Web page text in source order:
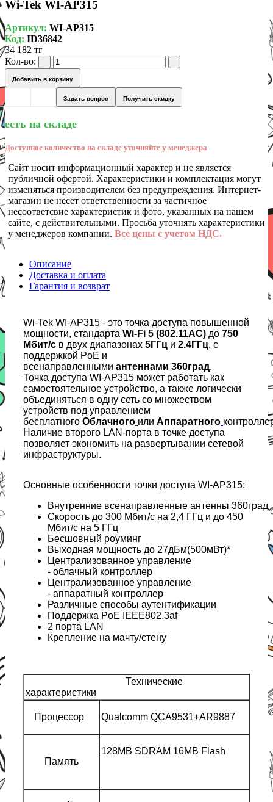
Wi-Tek WI-AP315
Артикул: WI-AP315
Код: ID36842
34 182 тг
Кол-во:
Добавить в корзину
Задать вопрос Получить скидку
есть на складе
Доступное количество на складе уточняйте у менеджера
Сайт носит информационный характер и не является
публичной офертой. Характеристики и комплектация могут
изменяться производителем без предупреждения. Интернет-
магазин не несет ответственности за частичное
несоответсвие характеристик и фото, указанных на нашем
сайте, с действительными. Просьба уточнять характеристики
у менеджеров компании. Все цены с учетом НДС.
Описание
Доставка и оплата
Гарантия и возврат
Wi-Tek WI-AP315 - это точка доступа повышенной
мощности, стандарта Wi-Fi 5 (802.11AC) до 750
Мбит/с в двух диапазонах 5ГГц и 2.4ГГц, с
поддержкой PoE и
всенаправленными антеннами 360град.
Точка доступа WI-AP315 может работать как
самостоятельное устройство, а также логически
объединяться в одну сеть со множеством
устройств под управлением
бесплатного Облачного или Аппаратного
Наличие второго LAN-порта в точке доступа
позволяет экономить на развертывании сетевой
инфраструктуры.
Основные особенности точки доступа WI-AP315:
Внутренние всенаправленные антенны 360град
Скорость до 300 Мбит/с на 2,4 ГГц и до 450
Мбит/с на 5 ГГц
Бесшовный роуминг
Выходная мощность до 27дБм(500мВт)*
Централизованное управление
- облачный контроллер
Централизованное управление
- аппаратный контроллер
Различные способы аутентификации
Поддержка PoE IEEE802.3af
2 порта LAN
Крепление на мачту/стену
Технические
характеристики
Процессор Qualcomm QCA9531+AR9887
Память
128MB SDRAM 16MB Flash